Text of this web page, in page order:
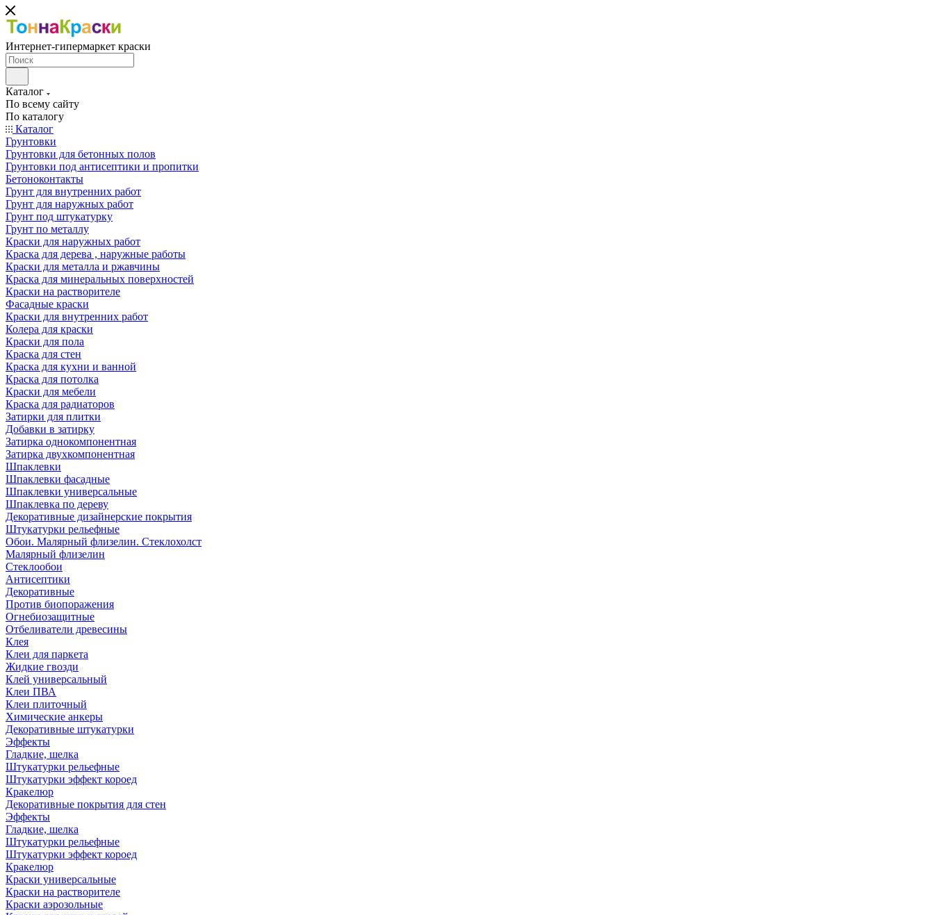
Интернет-гипермаркет краски
Каталог
По всему сайту
По каталогу
Каталог
Грунтовки
Грунтовки для бетонных полов
Грунтовки под антисептики и пропитки
Бетоноконтакты
Грунт для внутренних работ
Грунт для наружных работ
Грунт под штукатурку
Грунт по металлу
Краски для наружных работ
Краска для дерева , наружные работы
Краски для металла и ржавчины
Краска для минеральных поверхностей
Краски на растворителе
Фасадные краски
Краски для внутренних работ
Колера для краски
Краски для пола
Краска для стен
Краска для кухни и ванной
Краска для потолка
Краски для мебели
Краска для радиаторов
Затирки для плитки
Добавки в затирку
Затирка однокомпонентная
Затирка двухкомпонентная
Шпаклевки
Шпаклевки фасадные
Шпаклевки универсальные
Шпаклевка по дереву
Декоративные дизайнерские покрытия
Штукатурки рельефные
Обои. Малярный флизелин. Стеклохолст
Малярный флизелин
Стеклообои
Антисептики
Декоративные
Против биопоражения
Огнебиозащитные
Отбеливатели древесины
Клея
Клеи для паркета
Жидкие гвозди
Клей универсальный
Клеи ПВА
Клеи плиточный
Химические анкеры
Декоративные штукатурки
Эффекты
Гладкие, шелка
Штукатурки рельефные
Штукатурки эффект короед
Кракелюр
Декоративные покрытия для стен
Эффекты
Гладкие, шелка
Штукатурки рельефные
Штукатурки эффект короед
Кракелюр
Краски универсальные
Краски на растворителе
Краски аэрозольные